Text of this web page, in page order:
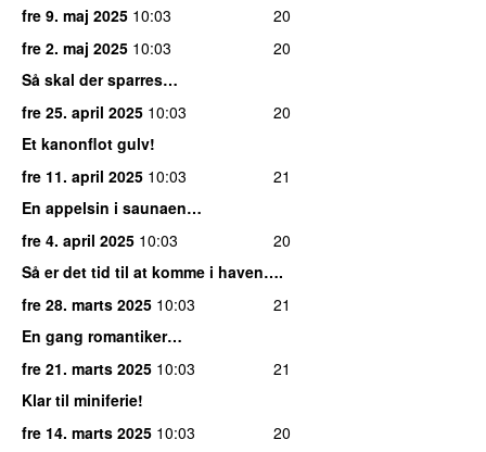
fre 9. maj 2025 10:03
20
fre 2. maj 2025 10:03
20
Så skal der sparres…
fre 25. april 2025 10:03
20
Et kanonflot gulv!
fre 11. april 2025 10:03
21
En appelsin i saunaen…
fre 4. april 2025 10:03
20
Så er det tid til at komme i haven….
fre 28. marts 2025 10:03
21
En gang romantiker…
fre 21. marts 2025 10:03
21
Klar til miniferie!
fre 14. marts 2025 10:03
20